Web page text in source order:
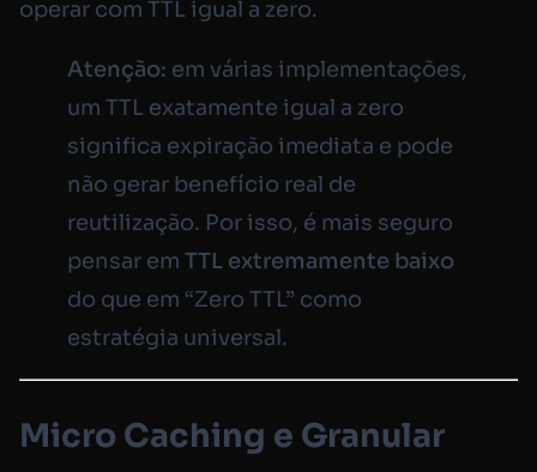
operar com TTL igual a zero.
Atenção: em várias implementações,
um TTL exatamente igual a zero
significa expiração imediata e pode
não gerar benefício real de
reutilização. Por isso, é mais seguro
pensar em TTL extremamente baixo
do que em “Zero TTL” como
estratégia universal.
Micro Caching e Granular